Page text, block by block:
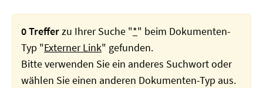
0 Trefferzu Ihrer Suche "*" beim Dokumenten-
Typ "Externer Link" gefunden.
Bitte verwenden Sie ein anderes Suchwort oder
wählen Sie einen anderen Dokumenten-Typ aus.